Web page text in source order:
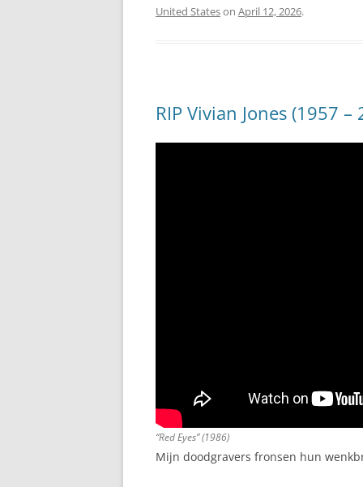
United Stateson April 12, 2026.
RIP Vivian Jones (1957 –
“Red Eyes” (1986)
Mijn doodgravers fronsen hun